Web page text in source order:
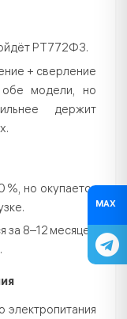
РТ772Ф3.
+ сверление
обе модели, но
держит
но окупается
8–12 месяцев
MAX